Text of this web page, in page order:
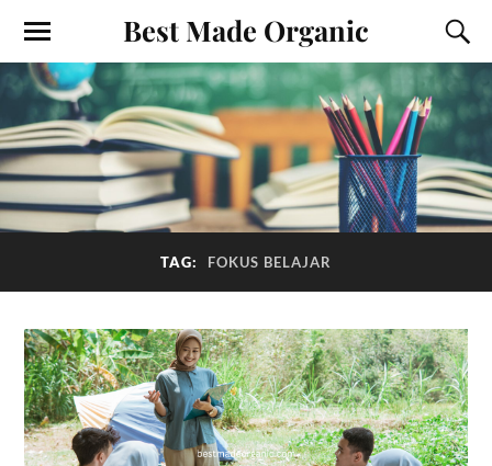
Best Made Organic
TAG: FOKUS BELAJAR